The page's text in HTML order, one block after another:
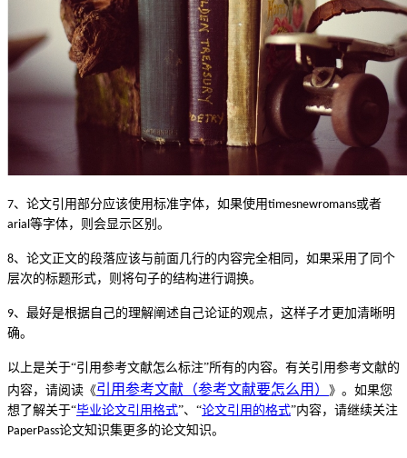
7、 论文引用部分应该使用标准字体，如果使用timesnewromans或者
arial等字体，则会显示区别。
8、 论文正文的段落应该与前面几行的内容完全相同，如果采用了同个
层次的标题形式，则将句子的结构进行调换。
9、最好是根据自己的理解阐述自己论证的观点，这样子才更加清晰明
确。
以上是关于“引用参考文献怎么标注”所有的内容。有关引用参考文献的
内容，请阅读《引用参考文献（参考文献要怎么用）
》。如果您
想了解关于“毕业论文引用格式”、 “论文引用的格式”内容，请继续关注
PaperPass论文知识集更多的论文知识。